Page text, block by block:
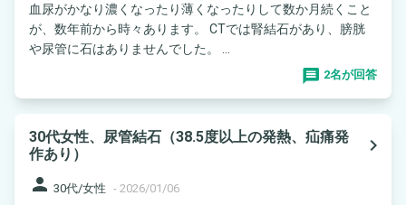
血尿がかなり濃くなったり薄くなったりして数か月続くこと
が、数年前から時々あります。 CTでは腎結石があり、膀胱
や尿管に石はありませんでした。 ...
2名が回答
30代女性、尿管結石（38.5度以上の発熱、疝痛発
作あり）
navigate_next
person 30代/女性 - 2026/01/06